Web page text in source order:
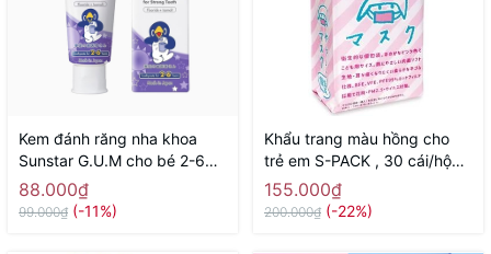
Kem đánh răng nha khoa
Sunstar G.U.M cho bé 2-6
tuổi 70g ( hương nho) -
Hàng Nhật nội địa
88.000₫
99.000₫ (-11%)
Khẩu trang màu hồng cho
trẻ em S-PACK , 30 cái/hộp -
Hàng Nhật nội địa
155.000₫
200.000₫ (-22%)